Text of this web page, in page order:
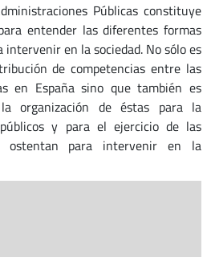
Públicas constituye
entender las diferentes formas
intervenir en la sociedad. No sólo es
de competencias entre las
en España sino que también es
organización de éstas para la
y para el ejercicio de las
ostentan para intervenir en la